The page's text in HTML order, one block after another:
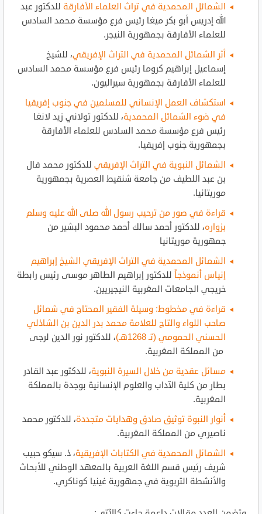
الشمائل المحمدية في تراث العلماء الأفارقة للدكتور عبد
الله إدريس أبو بكر ميغا رئيس فرع مؤسسة محمد السادس
للعلماء الأفارقة بجمهورية النيجر.
أثر الشمائل المحمدية في التراث الإفريقي، للشيخ
إسماعيل إبراهيم كروما رئيس فرع مؤسسة محمد السادس
للعلماء الأفارقة بجمهورية سيراليون.
استكشاف العمل الإنساني للمسلمين في جنوب إفريقيا
في ضوء الشمائل المحمدية، للدكتور تولاني زيد لانغا
رئيس فرع مؤسسة محمد السادس للعلماء الأفارقة
بجمهورية جنوب إفريقيا.
الشمائل النبوية في التراث الإفريقي للدكتور محمد فال
بن عبد اللطيف من جامعة شنقيط العصرية بجمهورية
موريتانيا.
قراءة في صور من ترحيب رسول الله صلى الله عليه وسلم
بزواره، للدكتور أحمد سالك أحمد محمود البشير من
جمهورية موريتانيا
الشمائل المحمدية في التراث الإفريقي الشيخ إبراهيم
إنياس أنموذجاً للدكتور إبراهيم الطاهر موسى رئيس رابطة
خريجي الجامعات المغربية النيجيريين.
قراءة في مخطوط: وسيلة الفقير المحتاج في شمائل
صاحب اللواء والتاج للعلامة محمد بدر الدين بن الشاذلي
الحسني الحمومي (تـ 1268هـ)
، للدكتور نور الدين لرجى
من المملكة المغربية.
مسائل عقدية من خلال السيرة النبوية، للدكتور عبد القادر
بطار من كلية الآداب والعلوم الإنسانية بوجدة بالمملكة
المغربية.
أنوار النبوة توثيق صادق وهدايات متجددة، للدكتور محمد
ناصيري من المملكة المغربية.
الشمائل المحمدية في الكتابات الإفريقية، ذ. سيكو حبيب
شريف رئيس قسم اللغة العربية بالمعهد الوطني للأبحاث
والأنشطة التربوية في جمهورية غينيا كوناكري.